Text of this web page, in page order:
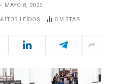
MAYO 8, 2026
LEÍDOS 0 VISTAS